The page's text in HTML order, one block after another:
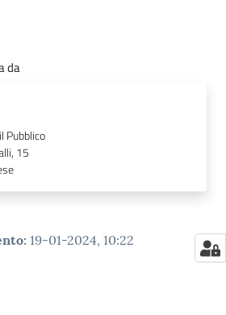
da
Pubblico
15
: 19-01-2024, 10:22